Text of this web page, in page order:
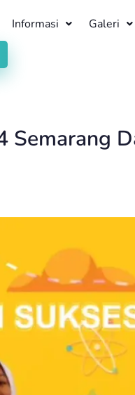
Informasi Galeri
Semarang